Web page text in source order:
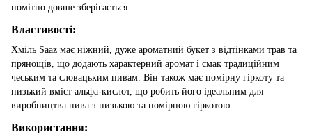
помітно довше зберігається.
Властивості:
Хміль Saaz має ніжний, дуже ароматний букет з відтінками трав та
прянощів, що додають характерний аромат і смак традиційним
чеським та словацьким пивам. Він також має помірну гіркоту та
низький вміст альфа-кислот, що робить його ідеальним для
виробництва пива з низькою та помірною гіркотою.
Використання: